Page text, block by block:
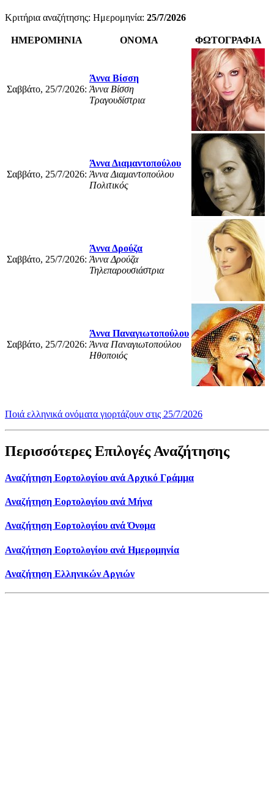
Κριτήρια αναζήτησης: Ημερομηνία: 25/7/2026
ΗΜΕΡΟΜΗΝΙΑ ΟΝΟΜΑ ΦΩΤΟΓΡΑΦΙΑ
Σαββάτο, 25/7/2026:
Άννα Βίσση
Άννα Βίσση
Τραγουδίστρια
Σαββάτο, 25/7/2026:
Άννα Διαμαντοπούλου
Άννα Διαμαντοπούλου
Πολιτικός
Σαββάτο, 25/7/2026:
Άννα Δρούζα
Άννα Δρούζα
Τηλεπαρουσιάστρια
Σαββάτο, 25/7/2026:
Άννα Παναγιωτοπούλου
Άννα Παναγιωτοπούλου
Ηθοποιός
Ποιά ελληνικά ονόματα γιορτάζουν στις 25/7/2026
Περισσότερες Επιλογές Αναζήτησης
Αναζήτηση Εορτολογίου ανά Αρχικό Γράμμα
Αναζήτηση Εορτολογίου ανά Μήνα
Αναζήτηση Εορτολογίου ανά Όνομα
Αναζήτηση Εορτολογίου ανά Ημερομηνία
Αναζήτηση Ελληνικών Αργιών